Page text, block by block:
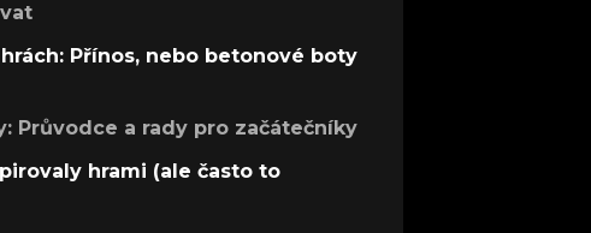
Přínos, nebo betonové boty
Průvodce a rady pro začátečníky
hrami (ale často to